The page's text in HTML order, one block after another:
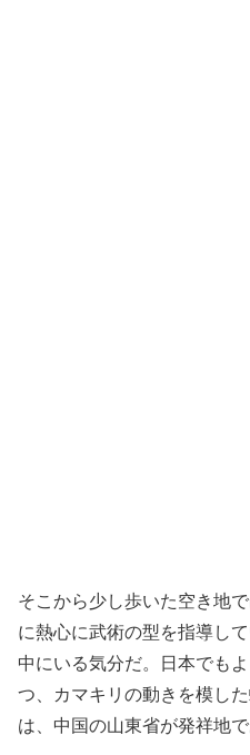
そこから少し歩いた空き地
に熱心に武術の型を指導し
中にいる気分だ。日本でも
つ、カマキリの動きを模し
は、中国の山東省が発祥地で